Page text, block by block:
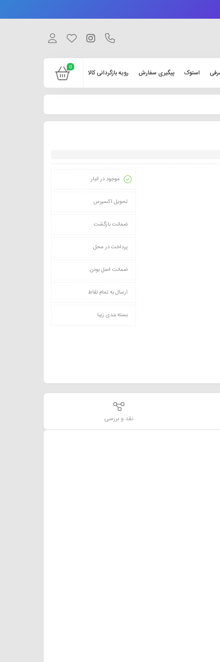
0
استوک پیگیری سفارش رویه بازگردانی کالا
موجود در انبار
تحویل اکسپرس
ضمانت بازگشت
پرداخت در محل
ضمانت اصل بودن
ارسال به تمام نقاط
بسته بندی زیبا
نقد و بررسی